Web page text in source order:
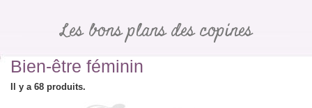
Les bons plans des copines
Bien-être féminin
Il y a 68 produits.